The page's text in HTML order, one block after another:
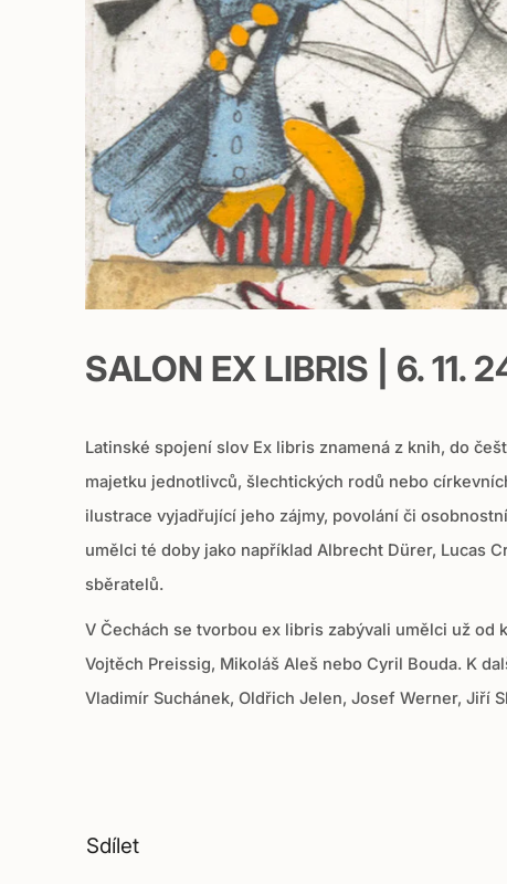
SALON EX LIBRIS | 6. 11.
Latinské spojení slov Ex libris znamená z knih, do
majetku jednotlivců, šlechtických rodů nebo
ilustrace vyjadřující jeho zájmy, povolání či
umělci té doby jako například Albrecht Dürer, Lucas
sběratelů.
V Čechách se tvorbou ex libris zabývali umělci už od
Vojtěch Preissig, Mikoláš Aleš nebo Cyril Bouda. K
Vladimír Suchánek, Oldřich Jelen, Josef Werner, Jiří
Sdílet